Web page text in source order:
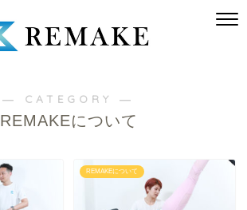
― CATEGORY ―
REMAKEについて
REMAKEについて